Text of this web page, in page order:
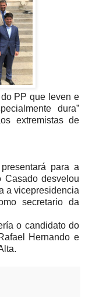
PP que leven e
dura”
extremistas de
para a
Casado desvelou
a vicepresidencia
secretario da
o candidato do
Hernando e